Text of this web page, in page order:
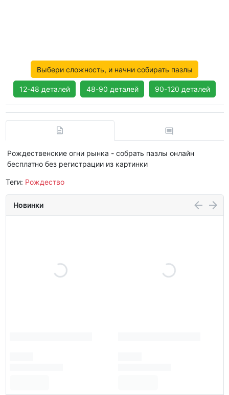
Выбери сложность, и начни собирать пазлы
12-48 деталей 48-90 деталей 90-120 деталей
Рождественские огни рынка - собрать пазлы онлайн
бесплатно без регистрации из картинки
Теги: Рождество
Новинки